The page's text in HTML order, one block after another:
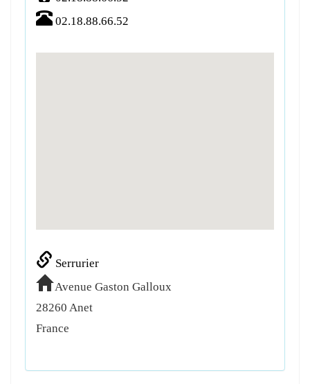
02.18.88.66.52
Serrurier
Avenue Gaston Galloux
28260 Anet
France